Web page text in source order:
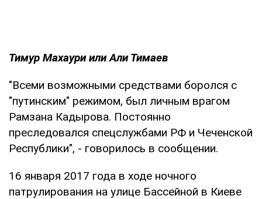
Тимур Махаури или Али Тимаев
"Всеми возможными средствами боролся с
"путинским" режимом, был личным врагом
Рамзана Кадырова. Постоянно
преследовался спецслужбами РФ и Чеченской
Республики", - говорилось в сообщении.
16 января 2017 года в ходе ночного
патрулирования на улице Бассейной в Киеве